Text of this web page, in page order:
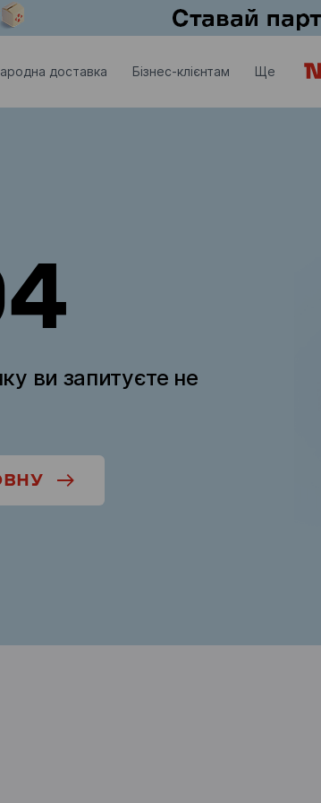
доставка Бізнес-клієнтам Ще
ви запитуєте не